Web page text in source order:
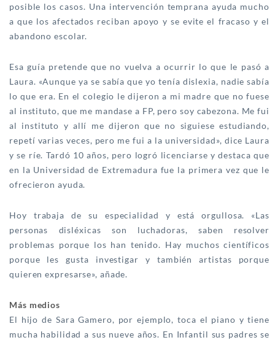
posible los casos. Una intervención temprana ayuda mucho
a que los afectados reciban apoyo y se evite el fracaso y el
abandono escolar.
Esa guía pretende que no vuelva a ocurrir lo que le pasó a
Laura. «Aunque ya se sabía que yo tenía dislexia, nadie sabía
lo que era. En el colegio le dijeron a mi madre que no fuese
al instituto, que me mandase a FP, pero soy cabezona. Me fui
al instituto y allí me dijeron que no siguiese estudiando,
repetí varias veces, pero me fui a la universidad», dice Laura
y se ríe. Tardó 10 años, pero logró licenciarse y destaca que
en la Universidad de Extremadura fue la primera vez que le
ofrecieron ayuda.
Hoy trabaja de su especialidad y está orgullosa. «Las
personas disléxicas son luchadoras, saben resolver
problemas porque los han tenido. Hay muchos científicos
porque les gusta investigar y también artistas porque
quieren expresarse», añade.
Más medios
El hijo de Sara Gamero, por ejemplo, toca el piano y tiene
mucha habilidad a sus nueve años. En Infantil sus padres se